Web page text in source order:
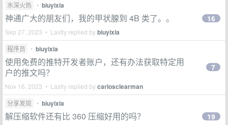
水深火热 • biuyixia
神通广大的朋友们，我的甲状腺到 4B 类了。。
Sep 27, 2023 • Lastly replied bybiuyixia
16
程序员 • biuyixia
使用免费的推特开发者账户，还有办法获取特定用
户的推文吗？
Nov 16, 2023 • Lastly replied bycarlosclearman
7
分享发现 • biuyixia
解压缩软件还有比 360 压缩好用的吗？ 19